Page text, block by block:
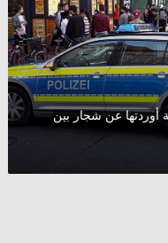
أوردتها عن شجار بين